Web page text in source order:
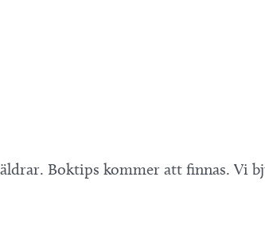
Boktips kommer att finnas. Vi